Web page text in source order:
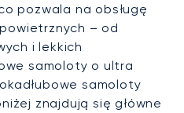
pozwala na obsługę
– od
i lekkich
samoloty o ultra
samoloty
znajdują się główne